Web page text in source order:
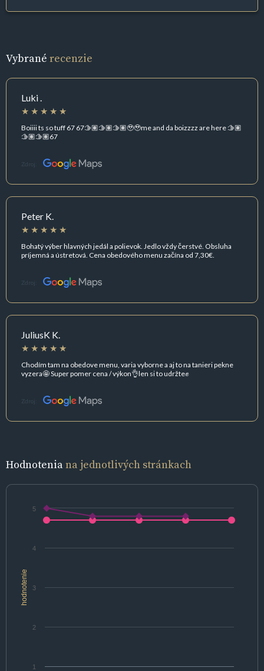
Vybrané recenzie
Luki .
Boiiii ts so tuff 67 67🫱🏽🫱🏽🫱🏽🥹🥹me and da boizzzz are here 🫱🏽
🫱🏽🫱🏽67
Zdroj:
Peter K.
Bohatý výber hlavných jedál a polievok. Jedlo vždy čerstvé. Obsluha
príjemná a ústretová. Cena obedového menu začína od 7,30€.
Zdroj:
JuliusK K.
Chodím tam na obedove menu, varia vyborne a aj to na tanieri pekne
vyzera🤩 Super pomer cena / výkon👌len si to udržte✊️
Zdroj:
Hodnoteniana jednotlivých stránkach
hodnotenie
1
2
3
4
5